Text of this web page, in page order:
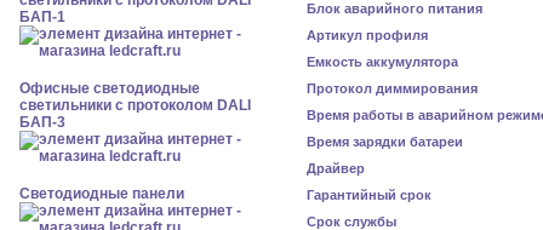
БАП-1
Офисные светодиодные
светильники с протоколом DALI
БАП-3
Cветодиодные панели
Блок аварийного питания
Артикул профиля
Емкость аккумулятора
Протокол диммирования
Время работы в аварийном
Время зарядки батареи
Драйвер
Гарантийный срок
Срок службы